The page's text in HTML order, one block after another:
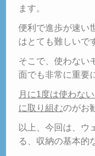
ます。
便利で進歩が速い
はとても難しいで
そこで、使わない
面でも非常に重要
月に1度は使わな
に取り組むのがお
以上、今回は、ウ
る、収納の基本的